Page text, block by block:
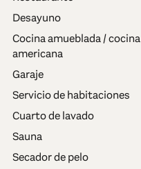
Desayuno
Cocina amueblada / cocina
americana
Garaje
Servicio de habitaciones
Cuarto de lavado
Sauna
Secador de pelo